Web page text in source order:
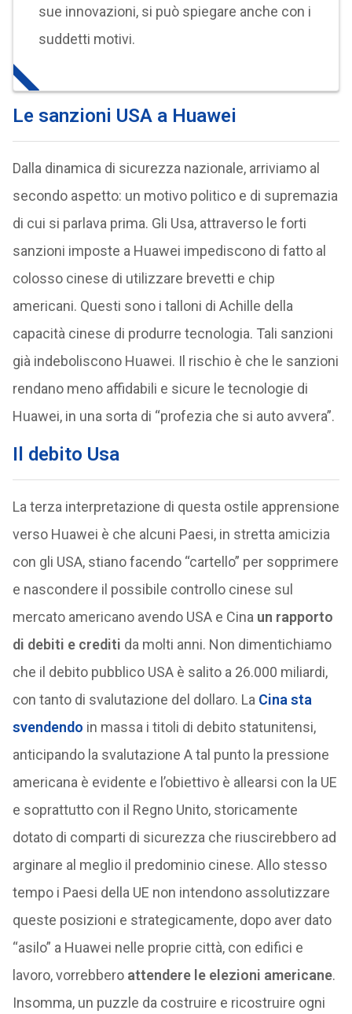
sue innovazioni, si può spiegare anche con i
suddetti motivi.
Le sanzioni USA a Huawei
Dalla dinamica di sicurezza nazionale, arriviamo al
secondo aspetto: un motivo politico e di supremazia
di cui si parlava prima. Gli Usa, attraverso le forti
sanzioni imposte a Huawei impediscono di fatto al
colosso cinese di utilizzare brevetti e chip
americani. Questi sono i talloni di Achille della
capacità cinese di produrre tecnologia. Tali sanzioni
già indeboliscono Huawei. Il rischio è che le sanzioni
rendano meno affidabili e sicure le tecnologie di
Huawei, in una sorta di “profezia che si auto avvera”.
Il debito Usa
La terza interpretazione di questa ostile apprensione
verso Huawei è che alcuni Paesi, in stretta amicizia
con gli USA, stiano facendo “cartello” per sopprimere
e nascondere il possibile controllo cinese sul
mercato americano avendo USA e Cina un rapporto
di debiti e crediti da molti anni. Non dimentichiamo
che il debito pubblico USA è salito a 26.000 miliardi,
con tanto di svalutazione del dollaro. La Cina sta
svendendo in massa i titoli di debito statunitensi,
anticipando la svalutazione A tal punto la pressione
americana è evidente e l’obiettivo è allearsi con la UE
e soprattutto con il Regno Unito, storicamente
dotato di comparti di sicurezza che riuscirebbero ad
arginare al meglio il predominio cinese. Allo stesso
tempo i Paesi della UE non intendono assolutizzare
queste posizioni e strategicamente, dopo aver dato
“asilo” a Huawei nelle proprie città, con edifici e
lavoro, vorrebbero attendere le elezioni americane.
Insomma, un puzzle da costruire e ricostruire ogni